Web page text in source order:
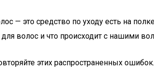
— это средство по уходу есть на
волос и что происходит с нашими
этих распространенных ошибок.